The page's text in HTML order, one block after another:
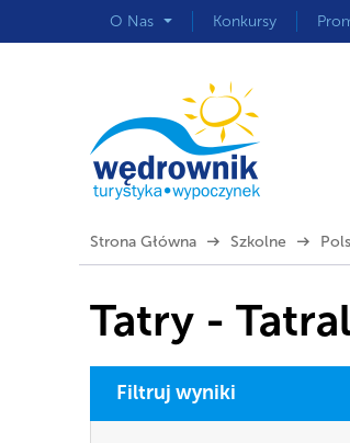
O Nas Konkursy
Strona Główna Szkolne
Tatry -
Filtruj wyniki